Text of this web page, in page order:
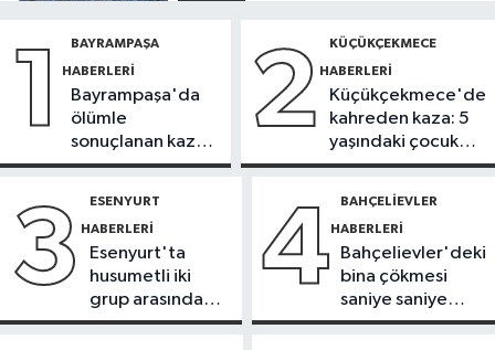
Oğlu Hunter Biden’dan açıklama
Sağlık
ama sınırsız değil
Turizmde hareketlilik başladı
1 BAYRAMPAŞA
HABERLERI
Bayrampaşa'da
ölümle
sonuçlanan kaza:
Sürücü
2 KÜÇÜKÇEKMECE
HABERLERI
Küçükçekmece'de
kahreden kaza: 5
yaşındaki çocuk
yoğun bakımda
3 ESENYURT
HABERLERI
Esenyurt'ta
husumetli iki
grup arasında
silahlı kavga
4 BAHÇELIEVLER
HABERLERI
Bahçelievler'deki
bina çökmesi
saniye saniye
görüntülendi